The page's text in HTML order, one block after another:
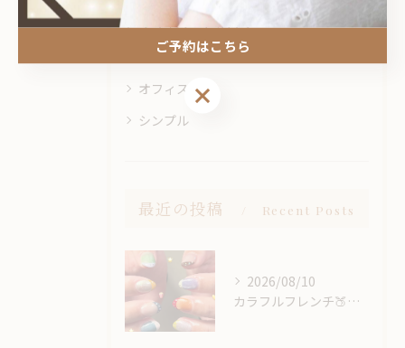
プライベートサロン
ニュアンス
オフィス
シンプル
最近の投稿 Recent Posts
2026/08/10
カラフルフレンチ🍑🌈‪🌟
ご予約はこちら
ご予約はこちら